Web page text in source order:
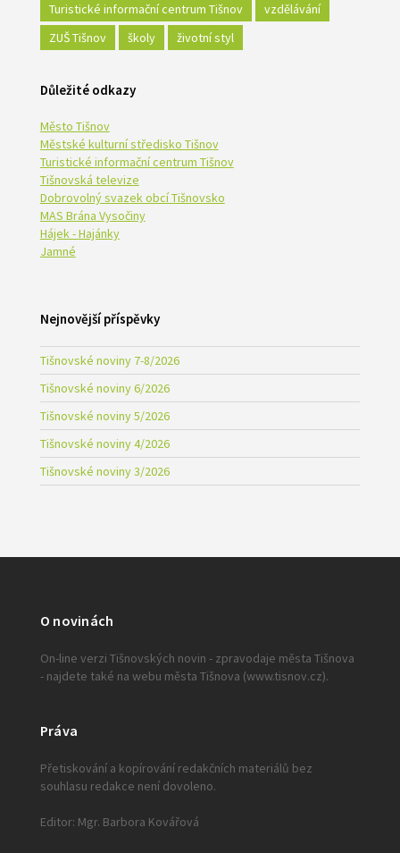
Turistické informační centrum Tišnov
vzdělávání
ZUŠ Tišnov
školy životní styl
Důležité odkazy
Město Tišnov
Městské kulturní středisko Tišnov
Turistické informační centrum Tišnov
Tišnovská televize
Dobrovolný svazek obcí Tišnovsko
MAS Brána Vysočiny
Hájek - Hajánky
Jamné
Nejnovější příspěvky
Tišnovské noviny 7-8/2026
Tišnovské noviny 6/2026
Tišnovské noviny 5/2026
Tišnovské noviny 4/2026
Tišnovské noviny 3/2026
O novinách
On-line verzi Tišnovských novin - zpravodaje města Tišnova
- najdete také na webu města Tišnova (www.tisnov.cz).
Práva
Přetiskování a kopírování redakčních materiálů bez
souhlasu redakce není dovoleno.
Editor: Mgr. Barbora Kovářová